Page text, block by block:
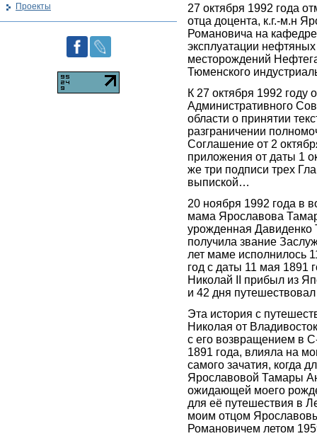
27 октября 1992 года
отца доцента, к.г.-м.н
Романовича на
эксплуатации
месторождений
Тюменского
К 27 октября 1992 году
Административного
области о принятии
разграничении
Соглашение от 2
приложения от даты 1
же три подписи трех
выпиской…
20 ноября 1992 года в
мама Ярославова
урожденная Давиденко
получила звание
лет маме исполнилось
год с даты 11 мая 1891
Николай II прибыл из
и 42 дня
Эта история с
Николая от
с его возвращением в
1891 года, влияла на
самого зачатия, когда
Ярославовой Тамары
ожидающей моего
для её путешествия в
моим отцом
Романовичем летом
Проекты